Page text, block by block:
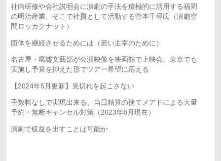
社内研修や会社説明会に演劇の手法を積極的に活用する福岡
の明治産業、そこで社員として活動する菅本千尋氏（演劇空
間ロッカクナット）
団体を継続させるためには（若い主宰のために）
名古屋・廃墟文藝部が公演映像を映画館で上映会、東京でも
実施し予算を抑えた形でツアー希望に応える
【2024年5月更新】見切れを起こさない
手数料なしで実現出来る、当日精算の捨てメアドによる大量
予約・無断キャンセル対策（2023年8月現在）
演劇で収益を出すことは可能か